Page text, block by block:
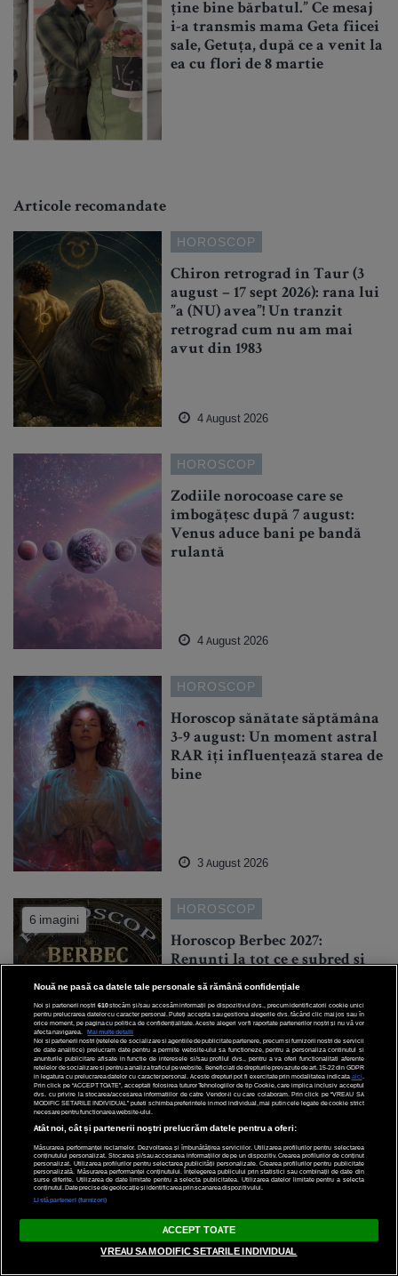
ține bine bărbatul.” Ce mesaj
i-a transmis mama Geta fiicei
sale, Getuța, după ce a venit la
ea cu flori de 8 martie
Articole recomandate
HOROSCOP
Chiron retrograd în Taur (3
august – 17 sept 2026): rana lui
”a (NU) avea”! Un tranzit
retrograd cum nu am mai
avut din 1983
4 August 2026
HOROSCOP
Zodiile norocoase care se
îmbogățesc după 7 august:
Venus aduce bani pe bandă
rulantă
4 August 2026
HOROSCOP
Horoscop sănătate săptămâna
3-9 august: Un moment astral
RAR îți influențează starea de
bine
3 August 2026
6 imagini
HOROSCOP
Horoscop Berbec 2027:
Renunți la tot ce e șubred și
descoperi că marile victorii se
obțin prin perseverență
31 Iulie 2026
Nouă ne pasă ca datele tale personale să rămână confidențiale
Noi și partenerii noștri 610stocăm și/sau accesăm informații pe dispozitivul dvs., precum identificatorii cookie unici
pentru prelucrarea datelor cu caracter personal. Puteți accepta sau gestiona alegerile dvs. făcând clic mai jos sau în
orice moment, pe pagina cu politica de confidențialitate. Aceste alegeri vor fi raportate partenerilor noștri și nu vă vor
afecta navigarea.
Mai multe detalii
Noi si partenerii nostri (retelele de socializare si agentiile de publicitate partenere, precum si furnizorii nostri de servicii
de date analitice) prelucram date pentru a permite website-ului sa functioneze, pentru a personaliza continutul si
anunturile publicitare afisate in functie de interesele si/sau profilul dvs., pentru a va oferi functionalitati aferente
retelelor de socializare si pentru a analiza traficul pe website. Beneficiati de drepturile prevazute de art. 15-22 din GDPR
in legatura cu prelucrarea datelor cu caracter personal. Aceste drepturi pot fi exercitate prin modalitatea indicata aici
Prin click pe “ACCEPT TOATE”, acceptati folosirea tuturor Tehnologiilor de tip Cookie, care implica inclusiv acceptul
dvs. cu privire la stocarea/accesarea informatiilor de catre Vendor-ii cu care colaboram. Prin click pe “VREAU SA
MODIFIC SETARILE INDIVIDUAL” puteti schimba preferintele in mod individual, mai putin cele legate de cookie strict
necesare pentru functionarea website-ului.
Atât noi, cât și partenerii noștri prelucrăm datele pentru a oferi:
Măsurarea performanței reclamelor. Dezvoltarea și îmbunătățirea serviciilor. Utilizarea profilurilor pentru selectarea
conținutului personalizat. Stocarea și/sau accesarea informațiilor de pe un dispozitiv. Crearea profilurilor de conținut
personalizat. Utilizarea profilurilor pentru selectarea publicității personalizate. Crearea profilurilor pentru publicitate
personalizată. Măsurarea performanței conținutului. Înțelegerea publicului prin statistici sau combinații de date din
surse diferite. Utilizarea de date limitate pentru a selecta publicitatea. Utilizarea datelor limitate pentru a selecta
conținutul. Date precise de geolocație și identificarea prin scanarea dispozitivului.
Listă parteneri (furnizori)
ACCEPT TOATE
VREAU SA MODIFIC SETARILE INDIVIDUAL